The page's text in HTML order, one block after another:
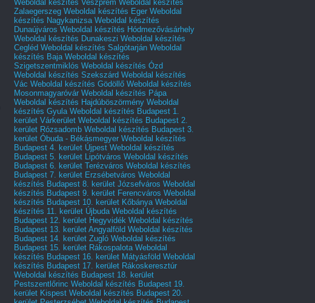
Weboldal készítés Veszprém Weboldal készítés
Zalaegerszeg Weboldal készítés Eger Weboldal
készítés Nagykanizsa Weboldal készítés
Dunaújváros Weboldal készítés Hódmezővásárhely
Weboldal készítés Dunakeszi Weboldal készítés
Cegléd Weboldal készítés Salgótarján Weboldal
készítés Baja Weboldal készítés
Szigetszentmiklós Weboldal készítés Ózd
Weboldal készítés Szekszárd Weboldal készítés
Vác Weboldal készítés Gödöllő Weboldal készítés
Mosonmagyaróvár Weboldal készítés Pápa
Weboldal készítés Hajdúböszörmény Weboldal
készítés Gyula Weboldal készítés Budapest 1.
kerület Várkerület Weboldal készítés Budapest 2.
kerület Rózsadomb Weboldal készítés Budapest 3.
kerület Óbuda - Békásmegyer Weboldal készítés
Budapest 4. kerület Újpest Weboldal készítés
Budapest 5. kerület Lipótváros Weboldal készítés
Budapest 6. kerület Terézváros Weboldal készítés
Budapest 7. kerület Erzsébetváros Weboldal
készítés Budapest 8. kerület Józsefváros Weboldal
készítés Budapest 9. kerület Ferencváros Weboldal
készítés Budapest 10. kerület Kőbánya Weboldal
készítés 11. kerület Újbuda Weboldal készítés
Budapest 12. kerület Hegyvidék Weboldal készítés
Budapest 13. kerület Angyalföld Weboldal készítés
Budapest 14. kerület Zugló Weboldal készítés
Budapest 15. kerület Rákospalota Weboldal
készítés Budapest 16. kerület Mátyásföld Weboldal
készítés Budapest 17. kerület Rákoskeresztúr
Weboldal készítés Budapest 18. kerület
Pestszentlőrinc Weboldal készítés Budapest 19.
kerület Kispest Weboldal készítés Budapest 20.